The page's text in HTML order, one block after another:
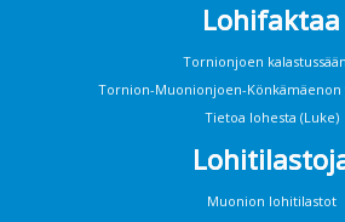
Lohifaktaa
Tornionjoen
Tornion-Muonionjoen-Könkämäenon
Tietoa lohesta (Luke)
Muonion lohitilastot